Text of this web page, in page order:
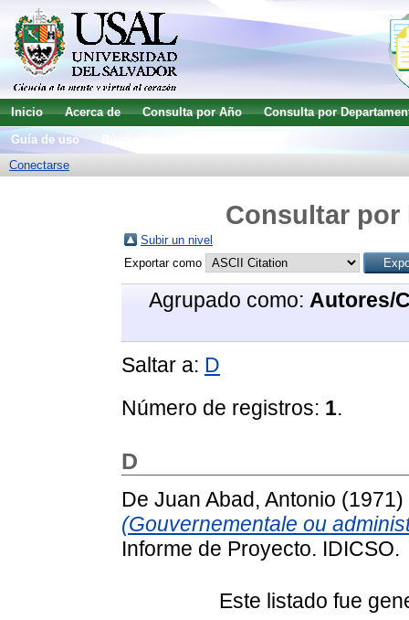
Inicio Acerca de Consulta por Año
Consulta por
Guía de uso
Conectarse
Consultar
Subir un nivel
Exportar como
Agrupado como: Autores/
Saltar a: D
Número de registros: 1.
D
De Juan Abad, Antonio (1971)
(Gouvernementale ou
Informe de Proyecto. IDICSO.
Este listado fue